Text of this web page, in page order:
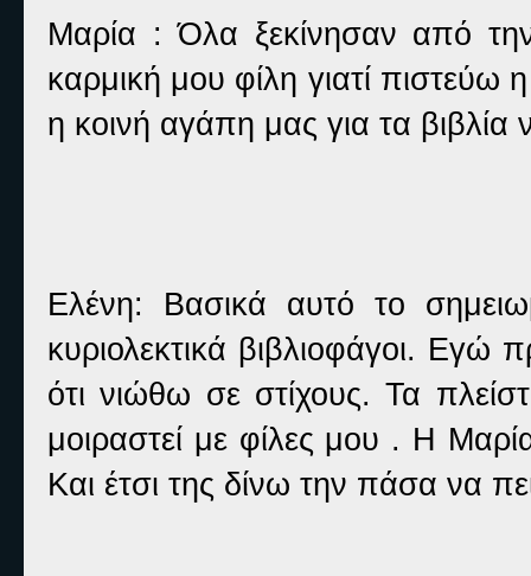
Μαρία : Όλα ξεκίνησαν από
καρμική μου φίλη γιατί πιστεύω
η κοινή αγάπη μας για τα βιβλία
Ελένη: Bασικά αυτό το
κυριολεκτικά βιβλιοφάγοι.
ότι νιώθω σε στίχους. Τα
μοιραστεί με φίλες μου . Η
Και έτσι της δίνω την πάσα να